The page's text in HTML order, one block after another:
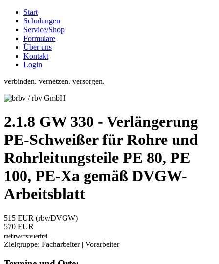
Start
Schulungen
Service/Shop
Formulare
Über uns
Kontakt
Login
verbinden. vernetzen. versorgen.
2.1.8 GW 330 - Verlängerung
PE-Schweißer für Rohre und
Rohrleitungsteile PE 80, PE
100, PE-Xa gemäß DVGW-
Arbeitsblatt
515 EUR (rbv/DVGW)
570 EUR
mehrwertsteuerfrei
Zielgruppe: Facharbeiter | Vorarbeiter